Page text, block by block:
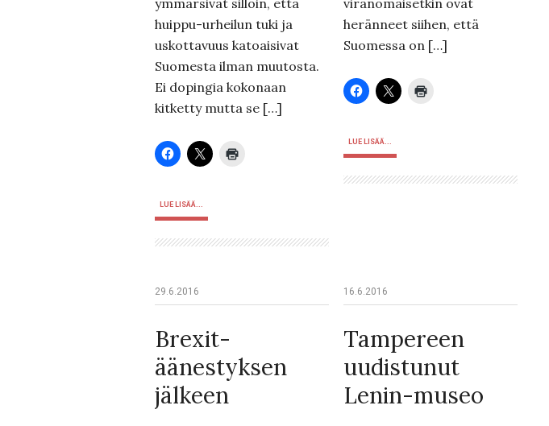
ymmärsivät silloin, että
huippu-urheilun tuki ja
uskottavuus katoaisivat
Suomesta ilman muutosta.
Ei dopingia kokonaan
kitketty mutta se […]
LUE LISÄÄ...
viranomaisetkin ovat
heränneet siihen, että
Suomessa on […]
LUE LISÄÄ...
29.6.2016
Brexit-
äänestyksen
jälkeen
16.6.2016
Tampereen
uudistunut
Lenin-museo